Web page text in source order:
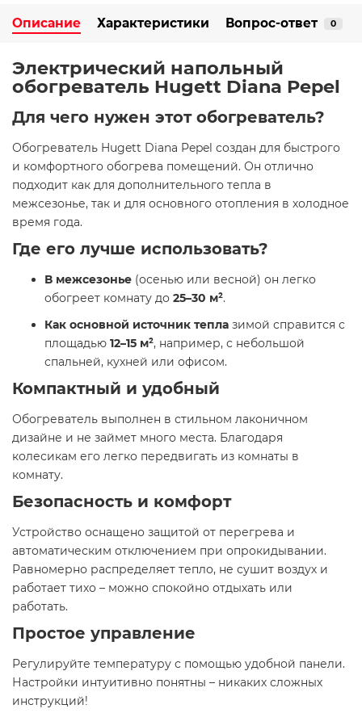
Описание Характеристики Вопрос-ответ 0
Электрический напольный
обогреватель Hugett Diana Pepel
Для чего нужен этот обогреватель?
Обогреватель Hugett Diana Pepel создан для быстрого
и комфортного обогрева помещений. Он отлично
подходит как для дополнительного тепла в
межсезонье, так и для основного отопления в холодное
время года.
Где его лучше использовать?
В межсезонье (осенью или весной) он легко
обогреет комнату до 25–30 м².
Как основной источник тепла зимой справится с
площадью 12–15 м², например, с небольшой
спальней, кухней или офисом.
Компактный и удобный
Обогреватель выполнен в стильном лаконичном
дизайне и не займет много места. Благодаря
колесикам его легко передвигать из комнаты в
комнату.
Безопасность и комфорт
Устройство оснащено защитой от перегрева и
автоматическим отключением при опрокидывании.
Равномерно распределяет тепло, не сушит воздух и
работает тихо – можно спокойно отдыхать или
работать.
Простое управление
Регулируйте температуру с помощью удобной панели.
Настройки интуитивно понятны – никаких сложных
инструкций!